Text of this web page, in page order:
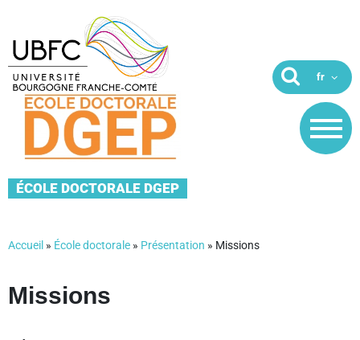
ÉCOLE DOCTORALE DGEP
Accueil » École doctorale » Présentation » Missions
Missions